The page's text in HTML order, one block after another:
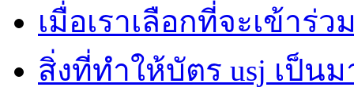
เมื่อเราเลือกที่จะเข้าร่
สิ่งที่ทำให้บัตร usj เป็น